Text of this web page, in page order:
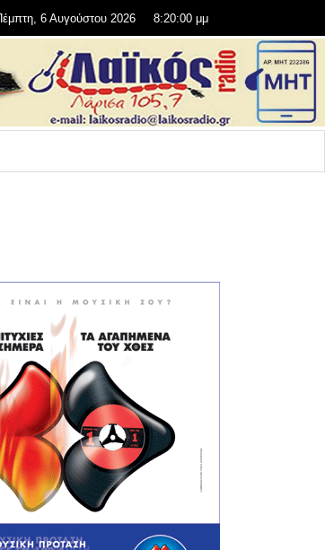
Πέμπτη, 6 Αυγούστου 2026 8:20:01 μμ